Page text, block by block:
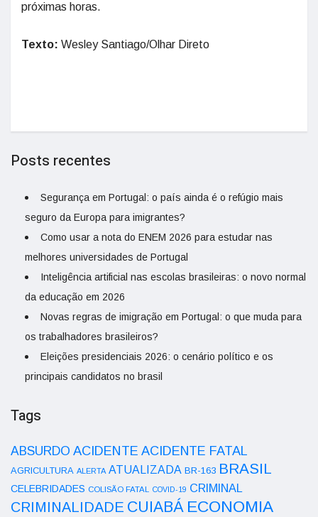
próximas horas.
Texto: Wesley Santiago/Olhar Direto
Posts recentes
Segurança em Portugal: o país ainda é o refúgio mais
seguro da Europa para imigrantes?
Como usar a nota do ENEM 2026 para estudar nas
melhores universidades de Portugal
Inteligência artificial nas escolas brasileiras: o novo normal
da educação em 2026
Novas regras de imigração em Portugal: o que muda para
os trabalhadores brasileiros?
Eleições presidenciais 2026: o cenário político e os
principais candidatos no brasil
Tags
ABSURDO ACIDENTE ACIDENTE FATAL
AGRICULTURA ALERTA ATUALIZADA BR-163 BRASIL
CELEBRIDADES COLISÃO FATAL COVID-19 CRIMINAL
CRIMINALIDADE CUIABÁ ECONOMIA